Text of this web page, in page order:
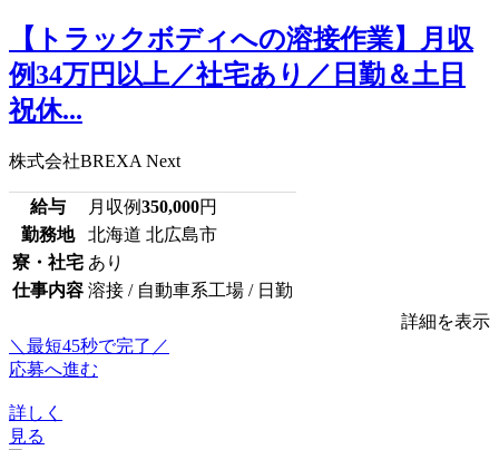
【トラックボディへの溶接作業】月収
例34万円以上／社宅あり／日勤＆土日
祝休...
株式会社BREXA Next
給与 月収例350,000円
勤務地
北海道 北広島市
寮・社宅 あり
仕事内容 溶接 / 自動車系工場 / 日勤
詳細を表示
＼最短45秒で完了／
応募へ進む
詳しく
見る